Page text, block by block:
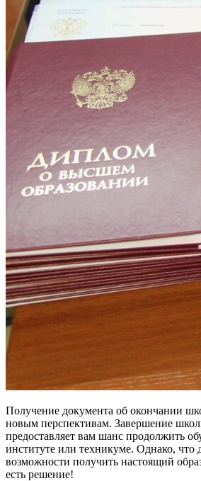
Получение документа об окончании
новым перспективам. Завершение
предоставляет вам шанс продолжить
институте или техникуме. Однако, что
возможности получить настоящий
есть решение!